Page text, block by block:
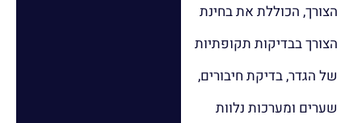
הצורך, הכוללת את בחינת
הצורך בבדיקות תקופתיות
של הגדר, בדיקת חיבורים,
שערים ומערכות נלוות